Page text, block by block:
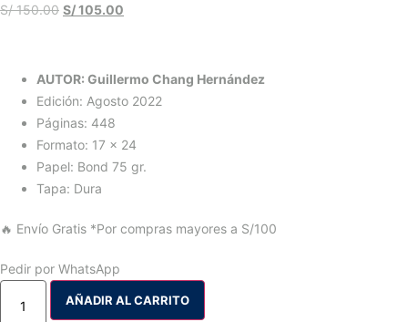
S/150.00 S/105.00
AUTOR: Guillermo Chang Hernández
Edición: Agosto 2022
Páginas: 448
Formato: 17 x 24
Papel: Bond 75 gr.
Tapa: Dura
🔥 Envío Gratis *Por compras mayores a S/100
Pedir por WhatsApp
AÑADIR AL CARRITO